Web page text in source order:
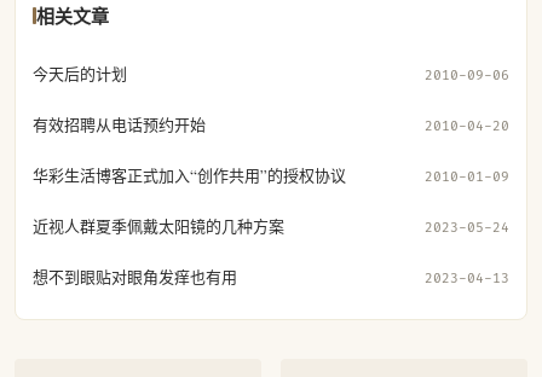
相关文章
今天后的计划 2010-09-06
有效招聘从电话预约开始 2010-04-20
华彩生活博客正式加入“创作共用”的授权协议 2010-01-09
近视人群夏季佩戴太阳镜的几种方案 2023-05-24
想不到眼贴对眼角发痒也有用 2023-04-13